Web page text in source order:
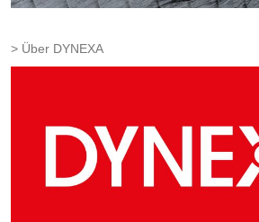
Über DYNEXA